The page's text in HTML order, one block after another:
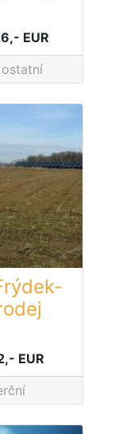
EUR
EUR